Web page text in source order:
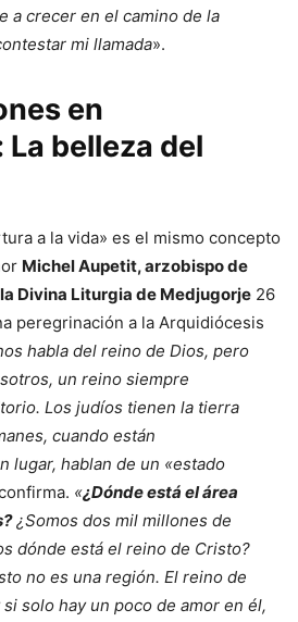
a crecer en el camino de la
mi llamada».
en
belleza del
a la vida» es el mismo concepto
Michel Aupetit, arzobispo de
Divina Liturgia de Medjugorje 26
peregrinación a la Arquidiócesis
habla del reino de Dios, pero
un reino siempre
Los judíos tienen la tierra
cuando están
lugar, hablan de un «estado
«¿Dónde está el área
¿Somos dos mil millones de
dónde está el reino de Cristo?
no es una región. El reino de
solo hay un poco de amor en él,